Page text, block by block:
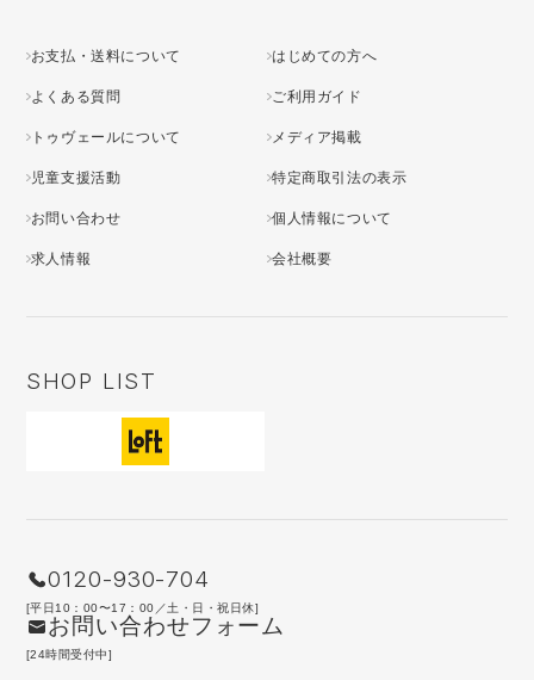
お支払・送料について はじめての方へ
よくある質問 ご利用ガイド
トゥヴェールについて メディア掲載
児童支援活動 特定商取引法の表示
お問い合わせ 個人情報について
求人情報 会社概要
SHOP LIST
0120-930-704
[平日10：00〜17：00／土・日・祝日休]
お問い合わせフォーム
[24時間受付中]